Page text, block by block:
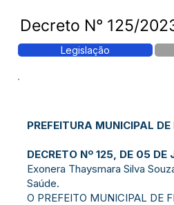
Decreto N° 125/
Legislação
PREFEITURA MUNICIPAL DE
DECRETO Nº 125, DE 05 DE
Exonera Thaysmara Silva
Saúde.
O PREFEITO MUNICIPAL DE